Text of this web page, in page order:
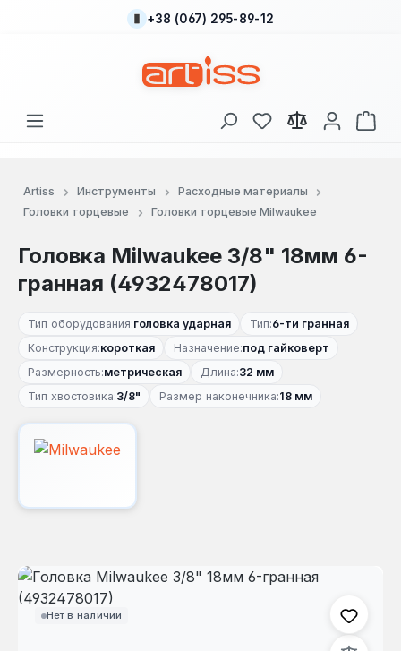
Перейти к основному содержанию
+38 (067) 295-89-12
У вас есть товары
В
Artiss Инструменты
Расходные материалы
Головки торцевые
Головки торцевые Milwaukee
Головка Milwaukee 3/8" 18мм 6-
гранная (4932478017)
Тип оборудования:головка ударная Тип:6-ти гранная
Конструкция:короткая Назначение:под гайковерт
Размерность:метрическая Длина:32 мм
Тип хвостовика:3/8" Размер наконечника:18 мм
Нет в наличии
Пропустить галерею изображений